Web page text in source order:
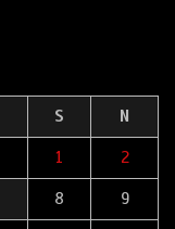
S N
1 2
8 9